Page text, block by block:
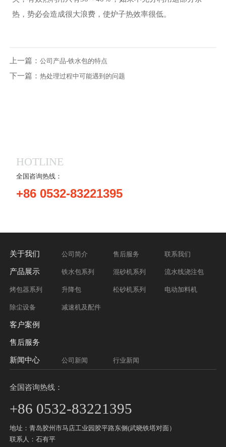
热，势必会造成很大浪费，使炉子热效率很低。
上一篇：公司产品-铁水包的特点
下一篇：热处理过程中可能遇到的问题
HOTLINE
全国咨询热线：
+86 0532-83221395
关于我们 公司简介 售后服务 联系我们
产品展示 铁水包系列 混砂机系列 流水线浇注包
烤包器系列 升降包 松砂机系列 电动加料机
除尘设备 减速机及配件
客户案例
售后服务
新闻中心 公司新闻 行业新闻
全国咨询热线：
+86 0532-83221395
地址：青岛胶州市马店工业园胶平路东侧(武晓铁塔对面）
联系人：石有平